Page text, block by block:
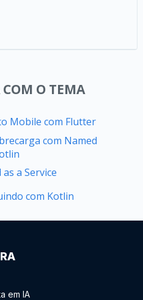
O TEMA
Mobile com Flutter
com Named
a Service
com Kotlin
em IA